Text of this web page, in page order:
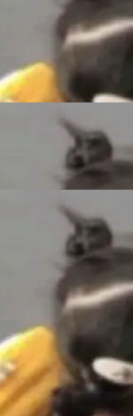
T
一
已
模
AI
工